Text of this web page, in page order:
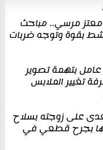
معتز مرسي.. مباحث
بقوة وتوجه ضربات
بتهمة تصوير
تغيير الملابس
على زوجته بسلاح
بجرح قطعي في